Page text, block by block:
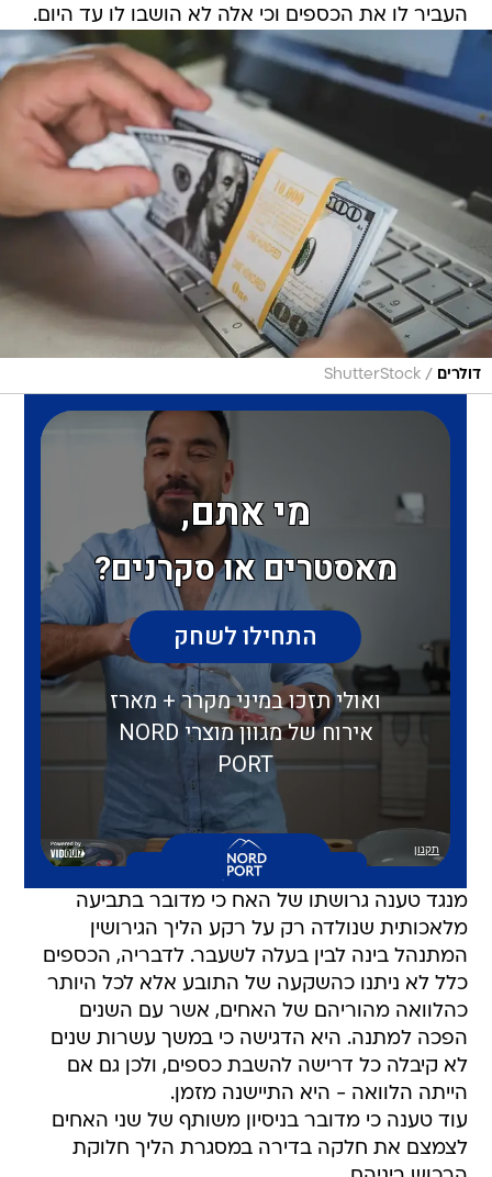
העביר לו את הכספים וכי אלה לא הושבו לו עד היום.
דולרים /
ShutterStock
מנגד טענה גרושתו של האח כי מדובר בתביעה
מלאכותית שנולדה רק על רקע הליך הגירושין
המתנהל בינה לבין בעלה לשעבר. לדבריה, הכספים
כלל לא ניתנו כהשקעה של התובע אלא לכל היותר
כהלוואה מהוריהם של האחים, אשר עם השנים
הפכה למתנה. היא הדגישה כי במשך עשרות שנים
לא קיבלה כל דרישה להשבת כספים, ולכן גם אם
הייתה הלוואה - היא התיישנה מזמן.
עוד טענה כי מדובר בניסיון משותף של שני האחים
לצמצם את חלקה בדירה במסגרת הליך חלוקת